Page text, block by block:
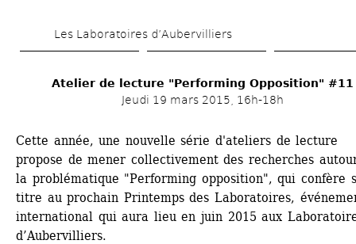
au
principal
Les Laboratoires d’Aubervilliers
Atelier de lecture "Performing Opposition" #11
Jeudi 19 mars 2015, 16h-18h
Cette année, une nouvelle série d'ateliers de lecture
propose de mener collectivement des recherches
la problématique "Performing opposition", qui confère
titre au prochain Printemps des Laboratoires,
international qui aura lieu en juin 2015 aux
d’Aubervilliers.